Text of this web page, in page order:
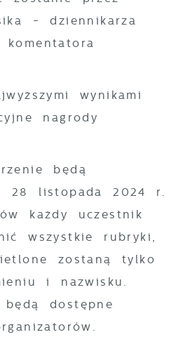
- dziennikarza
wynikami
nagrody
będą
28 listopada 2024 r.
każdy uczestnik
wszystkie rubryki,
zostaną tylko
i nazwisku.
będą dostępne
wszystkich
Treści promocyjne
dostawców usług.
w charakterze
nasze treści w